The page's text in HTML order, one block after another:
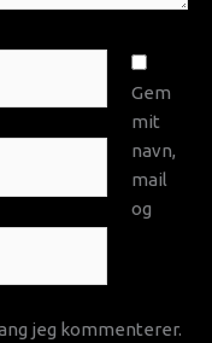
Gem
mit
navn,
mail
og
jeg kommenterer.